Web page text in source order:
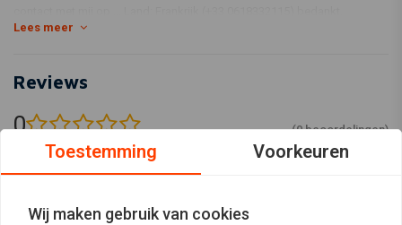
Lees meer
Reviews
0 (0 beoordelingen)
Toestemming Voorkeuren
Wij maken gebruik van cookies